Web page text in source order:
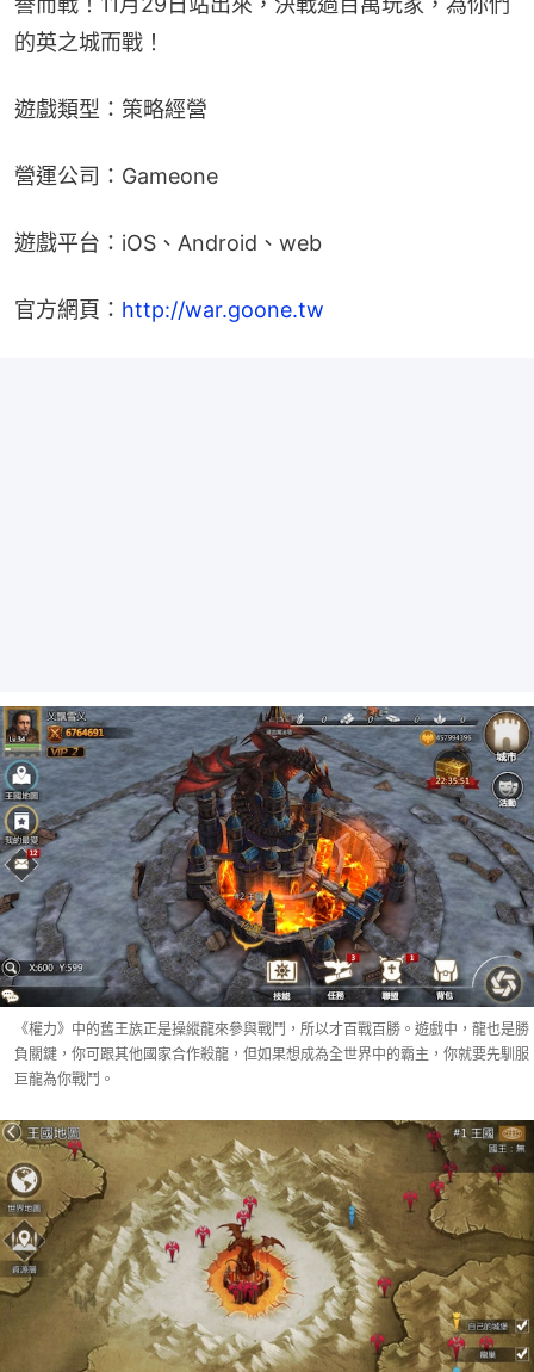
的英之城而戰！
遊戲類型：策略經營
營運公司：Gameone
遊戲平台：iOS、Android、web
官方網頁： http://war.goone.tw
《權力》中的舊王族正是操縱龍來參與戰鬥，所以才百戰百勝。遊戲中，龍也是勝
負關鍵，你可跟其他國家合作殺龍，但如果想成為全世界中的霸主，你就要先馴服
巨龍為你戰鬥。